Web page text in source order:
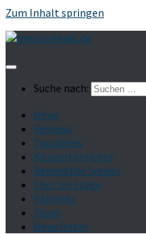
Zum Inhalt springen
Suche nach:
News
Reviews
Tourdates
Konzertberichte
Behind the Scenes
Shot on Stage
Playlists
Team
Newsletter